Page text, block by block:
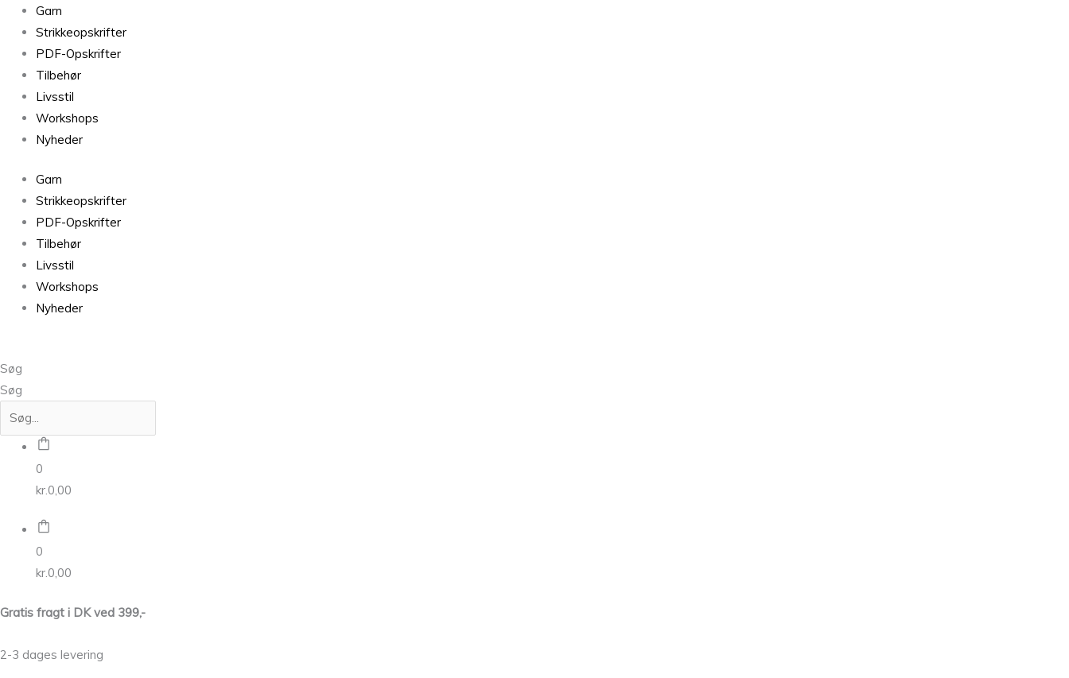
Garn
Strikkeopskrifter
PDF-Opskrifter
Tilbehør
Livsstil
Workshops
Nyheder
Garn
Strikkeopskrifter
PDF-Opskrifter
Tilbehør
Livsstil
Workshops
Nyheder
Søg
Søg
0
kr.0,00
0
kr.0,00
Gratis fragt i DK ved 399,-
2-3 dages levering
Spinni
antal